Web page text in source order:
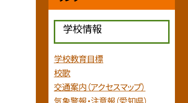
学校情報
学校教育目標
校歌
交通案内（アクセスマップ）